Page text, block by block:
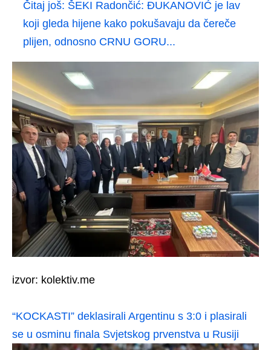
Čitaj još: ŠEKI Radončić: ĐUKANOVIĆ je lav
koji gleda hijene kako pokušavaju da čereče
plijen, odnosno CRNU GORU...
izvor: kolektiv.me
“KOCKASTI” deklasirali Argentinu s 3:0 i plasirali
se u osminu finala Svjetskog prvenstva u Rusiji